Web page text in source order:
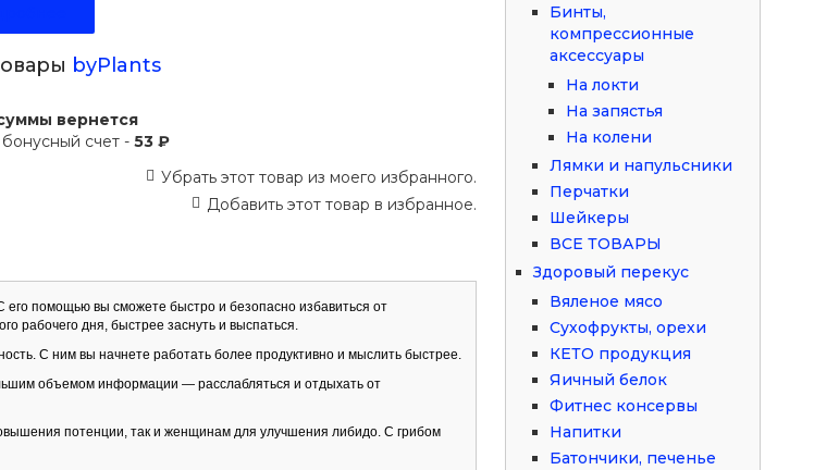
byPlants
вернется
счет - 53 ₽
Убрать этот товар из моего избранного.
Добавить этот товар в избранное.
помощью вы сможете быстро и безопасно избавиться от
рабочего дня, быстрее заснуть и выспаться.
С ним вы начнете работать более продуктивно и мыслить быстрее.
объемом информации — расслабляться и отдыхать от
потенции, так и женщинам для улучшения либидо. С грибом
Бинты,
компрессионные
аксессуары
На локти
На запястья
На колени
Лямки и напульсники
Перчатки
Шейкеры
ВСЕ ТОВАРЫ
Здоровый перекус
Вяленое мясо
Сухофрукты, орехи
КЕТО продукция
Яичный белок
Фитнес консервы
Напитки
Батончики, печенье